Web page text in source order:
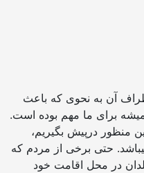
آن به نحوی که باعث
برای ما مهم بوده است.
منظور درپیش بگیریم،
حتی برخی از مردم که
در محل اقامت خود